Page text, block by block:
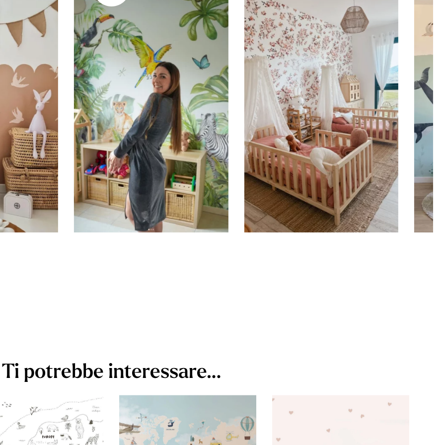
Progettato per pareti molto grandi, permette di ottenere un effetto ampio e
immersivo.
🔹 Verticale
Ideale per spazi in cui l’altezza è maggiore della larghezza (scale, pareti strette e
alte, ecc.).
Ti potrebbe interessare…